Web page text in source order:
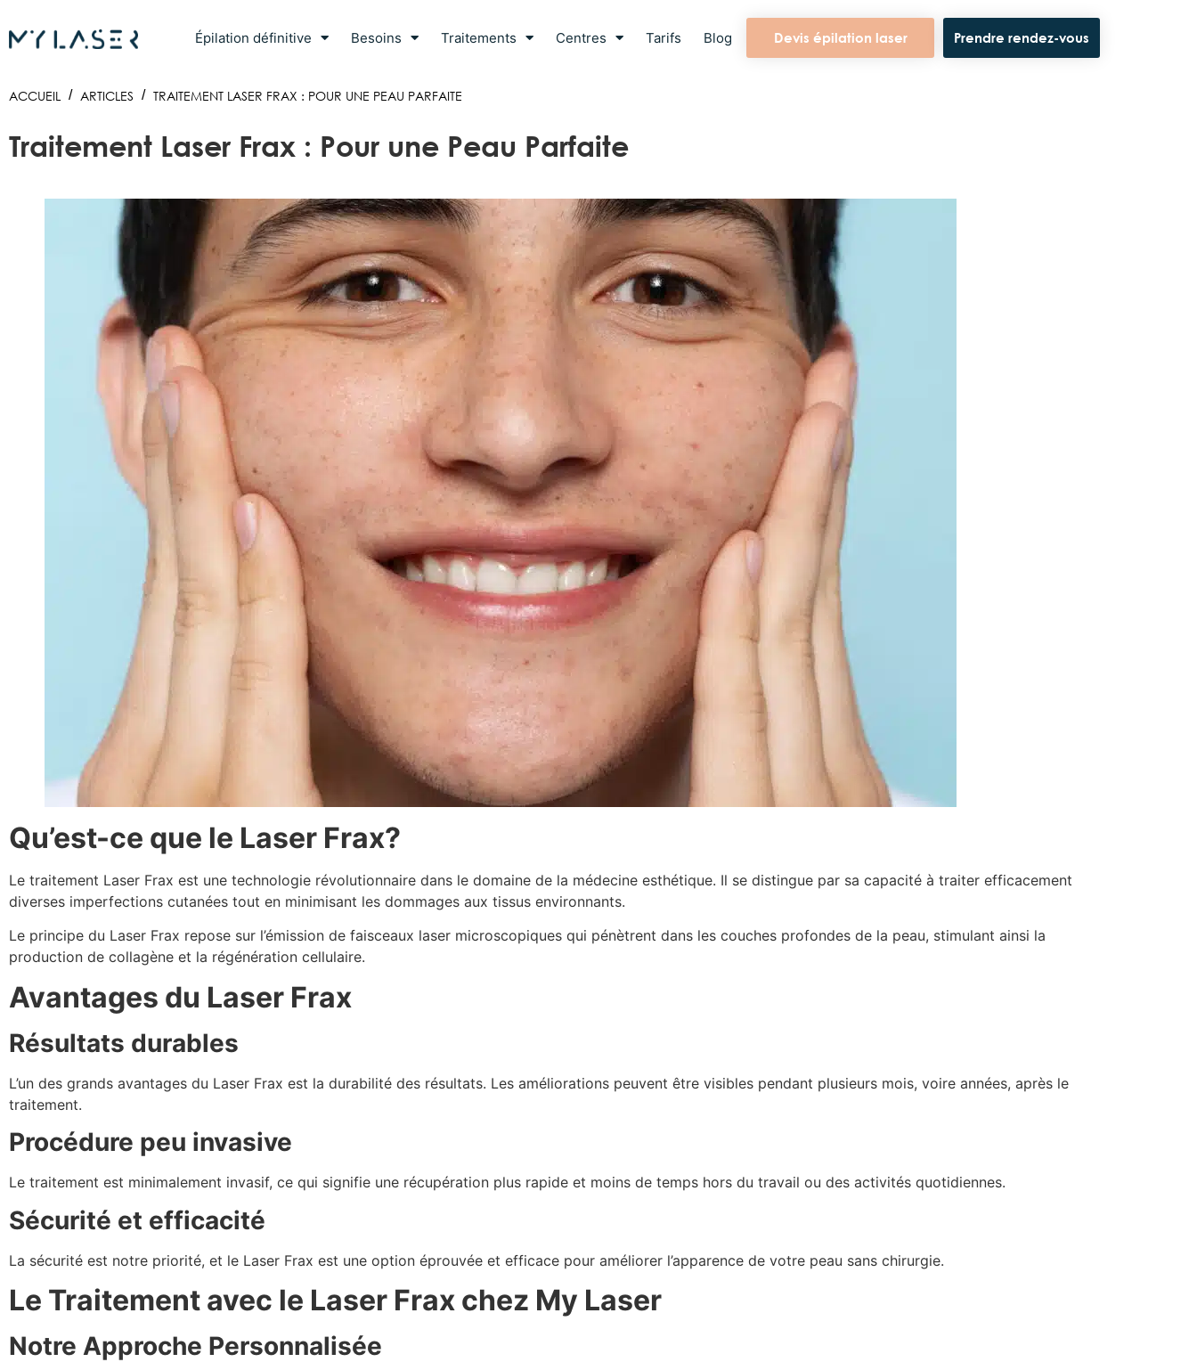
Épilation définitive Besoins Traitements Centres Tarifs Blog Devis épilation laser Prendre rendez-vous
ACCUEIL / ARTICLES / TRAITEMENT LASER FRAX : POUR UNE PEAU PARFAITE
Traitement Laser Frax : Pour une Peau Parfaite
Qu’est-ce que le Laser Frax?
Le traitement Laser Frax est une technologie révolutionnaire dans le domaine de la médecine esthétique. Il se distingue par sa capacité à traiter efficacement
diverses imperfections cutanées tout en minimisant les dommages aux tissus environnants.
Le principe du Laser Frax repose sur l’émission de faisceaux laser microscopiques qui pénètrent dans les couches profondes de la peau, stimulant ainsi la
production de collagène et la régénération cellulaire.
Avantages du Laser Frax
Résultats durables
L’un des grands avantages du Laser Frax est la durabilité des résultats. Les améliorations peuvent être visibles pendant plusieurs mois, voire années, après le
traitement.
Procédure peu invasive
Le traitement est minimalement invasif, ce qui signifie une récupération plus rapide et moins de temps hors du travail ou des activités quotidiennes.
Sécurité et efficacité
La sécurité est notre priorité, et le Laser Frax est une option éprouvée et efficace pour améliorer l’apparence de votre peau sans chirurgie.
Le Traitement avec le Laser Frax chez My Laser
Notre Approche Personnalisée